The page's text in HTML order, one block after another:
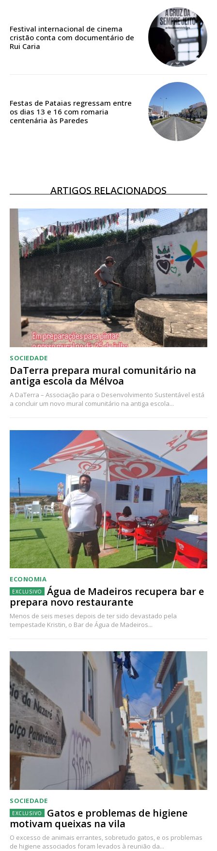
Edição em papel entregue à Quinta-feira em sua
Acesso ao conteúdo online
Acesso aos conteúdos Exclusivos para
16€
12 meses
Acesso ao conteúdo online
Acesso aos conteúdos Exclusivos para
assinantes
Ofertas para assinatura anual
Escolha o plano
Festival internacional de cinema
cristão conta com documentário de
Rui Caria
Festas de Pataias regressam entre
os dias 13 e 16 com romaria
centenária às Paredes
ARTIGOS RELACIONADOS
SOCIEDADE
DaTerra prepara mural comunitário na
antiga escola da Mélvoa
A DaTerra – Associação para o Desenvolvimento Sustentável está
a concluir um novo mural comunitário na antiga escola...
ECONOMIA
Água de Madeiros recupera bar e
prepara novo restaurante
Menos de seis meses depois de ter sido devastado pela
tempestade Kristin, o Bar de Água de Madeiros...
SOCIEDADE
Gatos e problemas de higiene
motivam queixas na vila
O excesso de animais errantes, sobretudo gatos, e os problemas
de higiene associados foram levados à reunião da...